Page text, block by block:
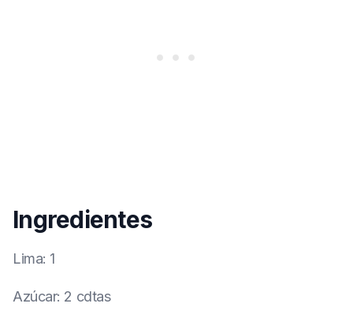
Ingredientes
Lima: 1
Azúcar: 2 cdtas